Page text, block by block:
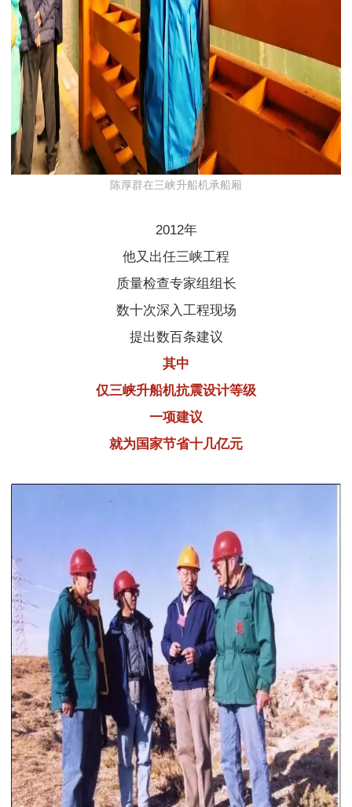
陈厚群在三峡升船机承船厢
2012年
他又出任三峡工程
质量检查专家组组长
数十次深入工程现场
提出数百条建议
其中
仅三峡升船机抗震设计等级
一项建议
就为国家节省十几亿元